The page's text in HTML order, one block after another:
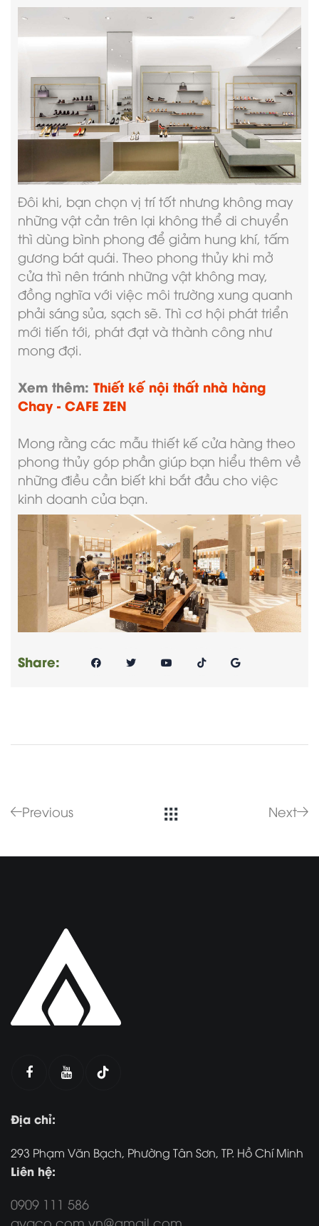
Đôi khi, bạn chọn vị trí tốt nhưng không may
những vật cản trên lại không thể di chuyển
thì dùng bình phong để giảm hung khí, tấm
gương bát quái. Theo phong thủy khi mở
cửa thì nên tránh những vật không may,
đồng nghĩa với việc môi trường xung quanh
phải sáng sủa, sạch sẽ. Thì cơ hội phát triển
mới tiến tới, phát đạt và thành công như
mong đợi.
Xem thêm: Thiết kế nội thất nhà hàng
Chay - CAFE ZEN
Mong rằng các mẫu thiết kế cửa hàng theo
phong thủy góp phần giúp bạn hiểu thêm về
những điều cần biết khi bắt đầu cho việc
kinh doanh của bạn.
Share:
Previous Next
Địa chỉ:
293 Phạm Văn Bạch, Phường Tân Sơn, TP. Hồ Chí Minh
Liên hệ:
0909 111 586
avaco.com.vn@gmail.com